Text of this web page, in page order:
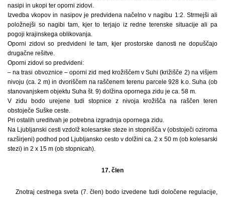
nasipi in ukopi ter oporni zidovi.
Izvedba vkopov in nasipov je predvidena načelno v nagibu 1:2. Strmejši ali
položnejši so nagibi tam, kjer to terjajo iz redne terenske situacije ali pa
pogoji krajinskega oblikovanja.
Oporni zidovi so predvideni le tam, kjer prostorske danosti ne dopuščajo
drugačne rešitve.
Oporni zidovi so predvideni:
– na trasi obvoznice – oporni zid med krožiščem v Suhi (križišče 2) na višjem
nivoju (ca. 2 m) in dvoriščem na raščenem terenu parcele 928 k.o. Suha (ob
stanovanjskem objektu Suha št. 9) dolžina opornega zidu je ca. 58 m.
V zidu bodo urejene tudi stopnice z nivoja krožišča na raščen teren
obstoječe Suške ceste.
Pri ostalih ureditvah je potrebna izgradnja opornega zidu.
Na Ljubljanski cesti vzdolž kolesarske steze in stopnišča v (obstoječi oziroma
razširjeni) podhod pod Ljubljansko cesto v dolžini ca. 2 x 50 m (ob kolesarski
stezi) in 2 x 15 m (ob stopnicah).
17. člen
Znotraj cestnega sveta (7. člen) bodo izvedene tudi določene regulacije,